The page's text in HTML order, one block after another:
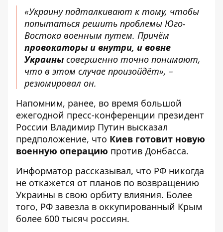
«Украину подталкивают к тому, чтобы
попытаться решить проблемы Юго-
Востока военным путем. Причём
провокаторы и внутри, и вовне
Украины совершенно точно понимают,
что в этом случае произойдёт», –
резюмировал он.
Напомним, ранее, во время большой
ежегодной пресс-конференции президент
России Владимир Путин высказал
предположение, что Киев готовит новую
военную операцию против Донбасса.
Информатор рассказывал, что РФ никогда
не откажется от планов по возвращению
Украины в свою орбиту влияния. Более
того, РФ завезла в оккупированный Крым
более 600 тысяч россиян.